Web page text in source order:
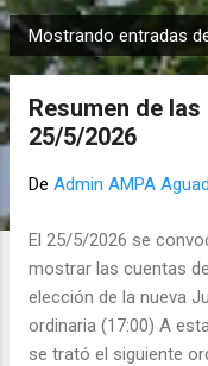
E
n
Mostrando entradas
Resumen de
25/5/2026
De Admin AMPA
El 25/5/2026 se
mostrar las cuentas
elección de la nueva
ordinaria (17:00) A
se trató el siguiente